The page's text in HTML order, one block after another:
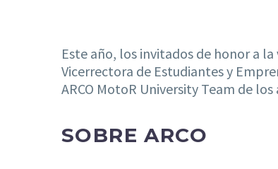
Este año, los invitados de honor a la
Vicerrectora de Estudiantes y
ARCO MotoR University Team de los
SOBRE ARCO